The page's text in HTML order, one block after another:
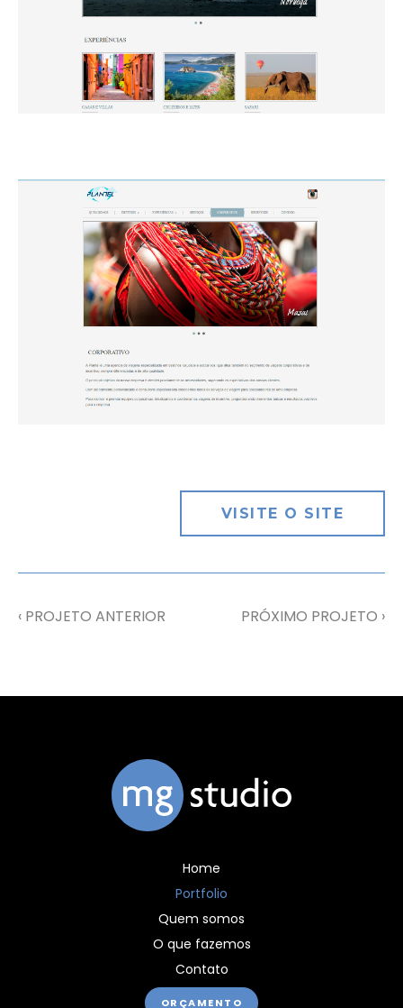
PORTFOLIO
QUEM SOMOS
O QUE FAZEMOS
VISITE O SITE
‹ PROJETO ANTERIOR PRÓXIMO PROJETO ›
Home
Portfolio
Quem somos
O que fazemos
Contato
ORÇAMENTO